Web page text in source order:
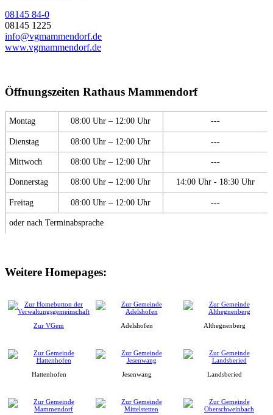
08145 84-0
08145 1225
info@vgmammendorf.de
www.vgmammendorf.de
Öffnungszeiten Rathaus Mammendorf
Montag 08:00 Uhr – 12:00 Uhr ---
Dienstag 08:00 Uhr – 12:00 Uhr ---
Mittwoch 08:00 Uhr – 12:00 Uhr ---
Donnerstag 08:00 Uhr – 12:00 Uhr 14:00 Uhr - 18:30 Uhr
Freitag 08:00 Uhr – 12:00 Uhr ---
oder nach Terminabsprache
Weitere Homepages:
Zur VGem Adelshofen Althegnenberg
Hattenhofen Jesenwang Landsberied